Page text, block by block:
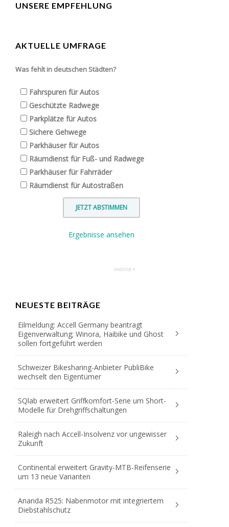
UNSERE EMPFEHLUNG
AKTUELLE UMFRAGE
Was fehlt in deutschen Städten?
Fahrspuren für Autos
Geschützte Radwege
Parkplätze für Autos
Sichere Gehwege
Parkhäuser für Autos
Räumdienst für Fuß- und Radwege
Parkhäuser für Fahrräder
Räumdienst für Autostraßen
Ergebnisse ansehen
NEUESTE BEITRÄGE
Eilmeldung: Accell Germany beantragt
Eigenverwaltung; Winora, Haibike und Ghost
sollen fortgeführt werden
Schweizer Bikesharing-Anbieter PubliBike
wechselt den Eigentümer
SQlab erweitert Griffkomfort-Serie um Short-
Modelle für Drehgriffschaltungen
Raleigh nach Accell-Insolvenz vor ungewisser
Zukunft
Continental erweitert Gravity-MTB-Reifenserie
um 13 neue Varianten
Ananda R525: Nabenmotor mit integriertem
Diebstahlschutz